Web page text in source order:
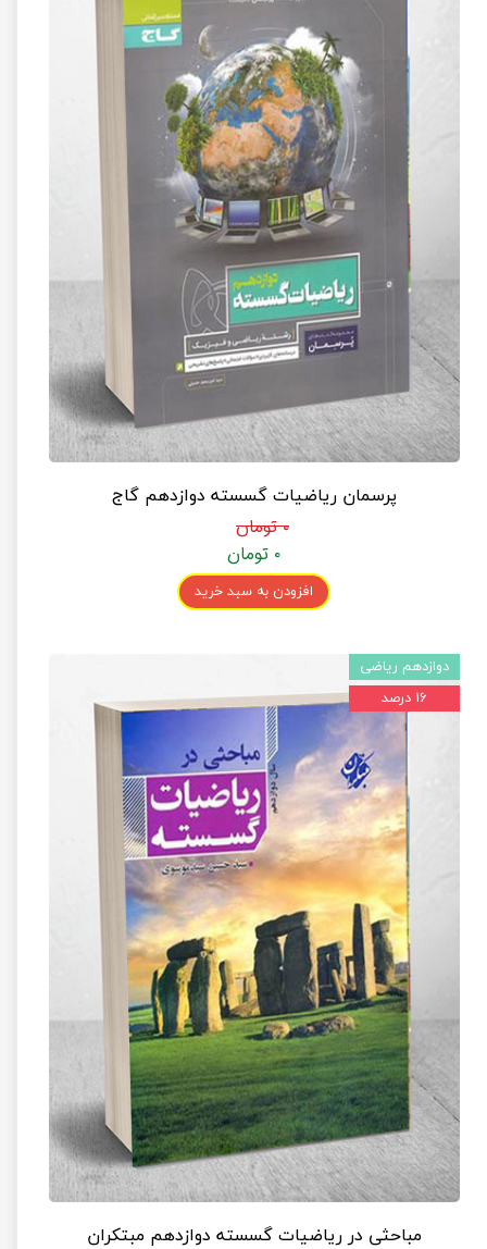
پرسمان ریاضیات گسسته دوازدهم گاج
۰ تومان
۰ تومان
افزودن به سبد خرید
مباحثی در ریاضیات گسسته دوازدهم مبتکران
دوازدهم ریاضی
۱۶ درصد